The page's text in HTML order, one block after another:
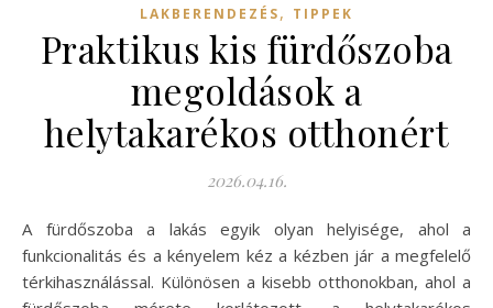
LAKBERENDEZÉS, TIPPEK
Praktikus kis fürdőszoba
megoldások a
helytakarékos otthonért
2026.04.16.
A fürdőszoba a lakás egyik olyan helyisége, ahol a
funkcionalitás és a kényelem kéz a kézben jár a megfelelő
térkihasználással. Különösen a kisebb otthonokban, ahol a